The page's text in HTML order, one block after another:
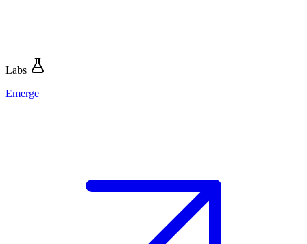
Labs
Emerge